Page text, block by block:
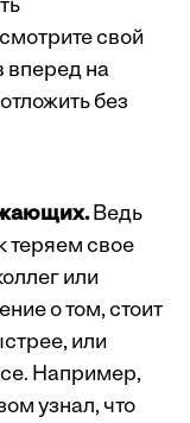
свой
вперед на
без
Ведь
теряем свое
или
о том, стоит
или
Например,
узнал, что